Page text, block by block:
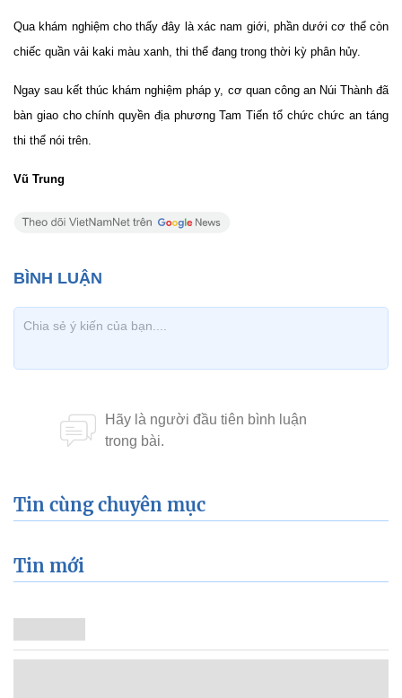
Qua khám nghiệm cho thấy đây là xác nam giới, phần dưới cơ thể còn
chiếc quần vải kaki màu xanh, thi thể đang trong thời kỳ phân hủy.
Ngay sau kết thúc khám nghiệm pháp y, cơ quan công an Núi Thành đã
bàn giao cho chính quyền địa phương Tam Tiến tổ chức chức an táng
thi thể nói trên.
Vũ Trung
Tin cùng chuyên mục
Tin mới